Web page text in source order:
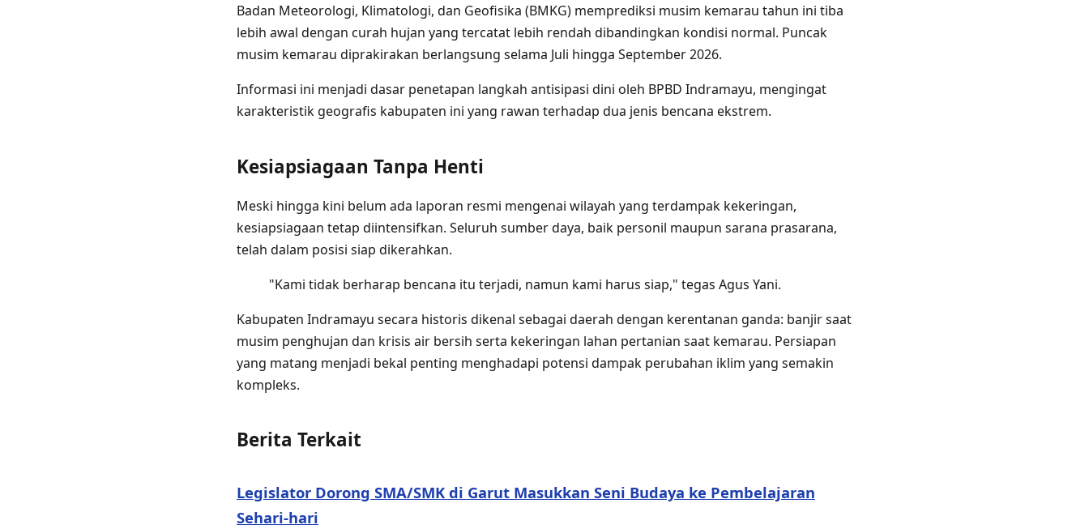
Badan Meteorologi, Klimatologi, dan Geofisika (BMKG) memprediksi musim kemarau tahun ini tiba
lebih awal dengan curah hujan yang tercatat lebih rendah dibandingkan kondisi normal. Puncak
musim kemarau diprakirakan berlangsung selama Juli hingga September 2026.
Informasi ini menjadi dasar penetapan langkah antisipasi dini oleh BPBD Indramayu, mengingat
karakteristik geografis kabupaten ini yang rawan terhadap dua jenis bencana ekstrem.
Kesiapsiagaan Tanpa Henti
Meski hingga kini belum ada laporan resmi mengenai wilayah yang terdampak kekeringan,
kesiapsiagaan tetap diintensifkan. Seluruh sumber daya, baik personil maupun sarana prasarana,
telah dalam posisi siap dikerahkan.
"Kami tidak berharap bencana itu terjadi, namun kami harus siap," tegas Agus Yani.
Kabupaten Indramayu secara historis dikenal sebagai daerah dengan kerentanan ganda: banjir saat
musim penghujan dan krisis air bersih serta kekeringan lahan pertanian saat kemarau. Persiapan
yang matang menjadi bekal penting menghadapi potensi dampak perubahan iklim yang semakin
kompleks.
Berita Terkait
Legislator Dorong SMA/SMK di Garut Masukkan Seni Budaya ke Pembelajaran
Sehari-hari